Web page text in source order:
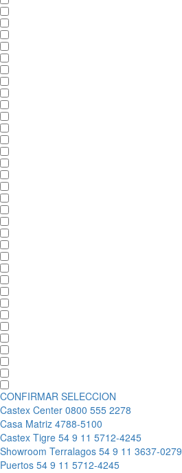
CONFIRMAR SELECCION
Castex Center 0800 555 2278
Casa Matriz 4788-5100
Castex Tigre 54 9 11 5712-4245
Showroom Terralagos 54 9 11 3637-0279
Puertos 54 9 11 5712-4245